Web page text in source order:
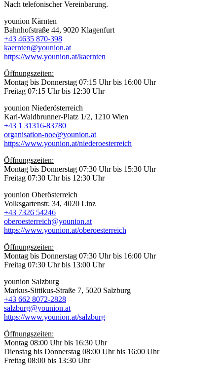
Nach telefonischer Vereinbarung.
younion Kärnten
Bahnhofstraße 44, 9020 Klagenfurt
+43 4635 870-398
kaernten@younion.at
https://www.younion.at/kaernten
Öffnungszeiten:
Montag bis Donnerstag 07:15 Uhr bis 16:00 Uhr
Freitag 07:15 Uhr bis 12:30 Uhr
younion Niederösterreich
Karl-Waldbrunner-Platz 1/2, 1210 Wien
+43 1 31316-83780
organisation-noe@younion.at
https://www.younion.at/niederoesterreich
Öffnungszeiten:
Montag bis Donnerstag 07:30 Uhr bis 15:30 Uhr
Freitag 07:30 Uhr bis 12:30 Uhr
younion Oberösterreich
Volksgartenstr. 34, 4020 Linz
+43 7326 54246
oberoesterreich@younion.at
https://www.younion.at/oberoesterreich
Öffnungszeiten:
Montag bis Donnerstag 07:30 Uhr bis 16:00 Uhr
Freitag 07:30 Uhr bis 13:00 Uhr
younion Salzburg
Markus-Sittikus-Straße 7, 5020 Salzburg
+43 662 8072-2828
salzburg@younion.at
https://www.younion.at/salzburg
Öffnungszeiten:
Montag 08:00 Uhr bis 16:30 Uhr
Dienstag bis Donnerstag 08:00 Uhr bis 16:00 Uhr
Freitag 08:00 bis 13:30 Uhr